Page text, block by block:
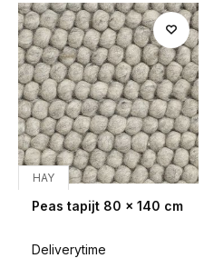
HAY
Peas tapijt 80 x 140 cm
Deliverytime